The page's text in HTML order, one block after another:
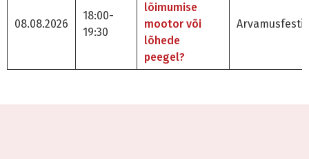
08.08.2026
18:00-
19:30
lõimumise
mootor või
lõhede
peegel?